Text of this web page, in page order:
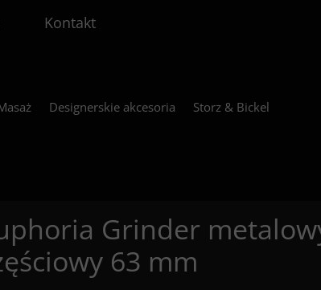
Designerskie akcesoria Storz & Bickel
Kontakt
Grinder
63 mm